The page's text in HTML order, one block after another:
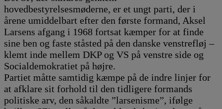
hovedbestyrelsesmøderne, er et ungt parti, der i
årene umiddelbart efter den første formand, Aksel
Larsens afgang i 1968 fortsat kæmper for at finde
sine ben og faste ståsted på den danske venstrefløj –
klemt inde mellem DKP og VS på venstre side og
Socialdemokratiet på højre.
Partiet måtte samtidig kæmpe på de indre linjer for
at afklare sit forhold til den tidligere formands
politiske arv, den såkaldte ”larsenisme”, ifølge